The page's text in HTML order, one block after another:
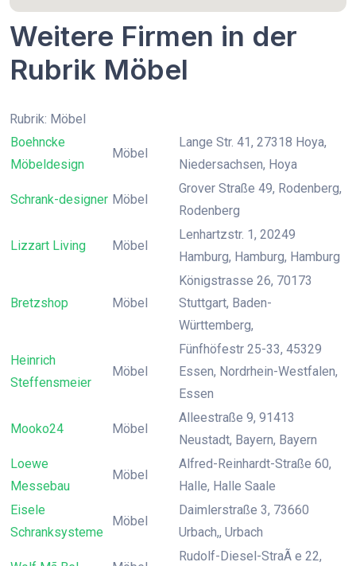
Weitere Firmen in der
Rubrik Möbel
Rubrik: Möbel
Boehncke
Möbeldesign
Möbel
Lange Str. 41, 27318 Hoya,
Niedersachsen, Hoya
Schrank-designer Möbel
Grover Straße 49, Rodenberg,
Rodenberg
Lizzart Living Möbel
Lenhartzstr. 1, 20249
Hamburg, Hamburg, Hamburg
Bretzshop Möbel
Königstrasse 26, 70173
Stuttgart, Baden-
Württemberg,
Heinrich
Steffensmeier
Möbel
Fünfhöfestr 25-33, 45329
Essen, Nordrhein-Westfalen,
Essen
Mooko24 Möbel
Alleestraße 9, 91413
Neustadt, Bayern, Bayern
Loewe
Messebau
Möbel
Alfred-Reinhardt-Straße 60,
Halle, Halle Saale
Eisele
Schranksysteme
Möbel
Daimlerstraße 3, 73660
Urbach,, Urbach
Rudolf-Diesel-StraÃ e 22,